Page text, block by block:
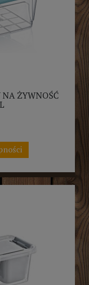
ŻYWNOŚĆ